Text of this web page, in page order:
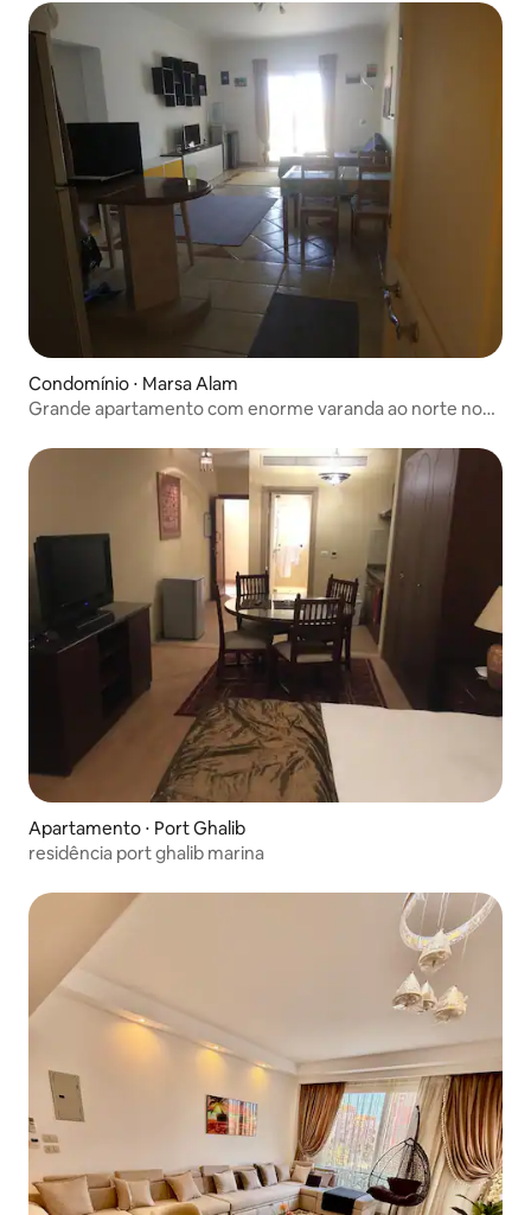
Condomínio ⋅ Marsa Alam
Grande apartamento com enorme varanda ao norte no
Apartamento ⋅ Port Ghalib
residência port ghalib marina